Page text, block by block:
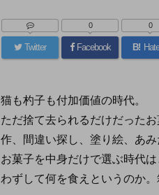
Twitter Facebook
0
B!
0
猫も杓子も付加価値の時代。
ただ捨て去られるだけだった
作、間違い探し、塗り絵、あ
お菓子を中身だけで選ぶ時代
わずして何を食えというのか